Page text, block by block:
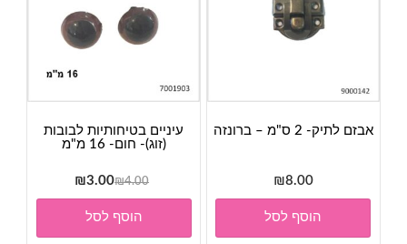
אבזם לתיק- 2 ס"מ – ברונזה
₪8.00
הוסף לסל
עיניים בטיחותיות לבובות
(זוג)- חום- 16 מ"מ
₪4.00
המחיר
המקורי
היה:
₪4.00.
₪3.00
המחיר
הנוכחי
₪3.00.
הוסף לסל